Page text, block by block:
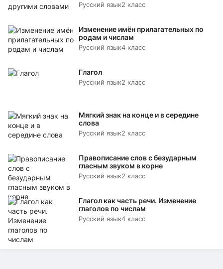
Русский язык2 класс
Изменение имён прилагательных по
родам и числам
Русский язык4 класс
Глагол
Русский язык2 класс
Мягкий знак на конце и в середине
слова
Русский язык2 класс
Правописание слов с безударным
гласным звуком в корне
Русский язык2 класс
Глагол как часть речи. Изменение
глаголов по числам
Русский язык4 класс